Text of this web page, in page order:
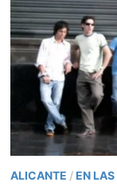
ALICANTE / EN LAS